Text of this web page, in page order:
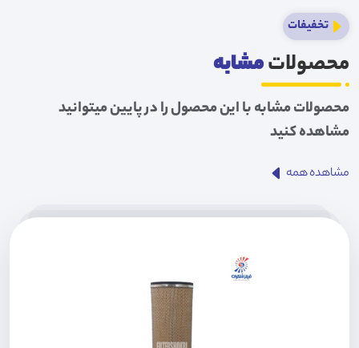
تخفیفات
محصولاتمشابه
محصولات مشابه با این محصول را در پایین میتوانید
مشاهده کنید
مشاهده همه